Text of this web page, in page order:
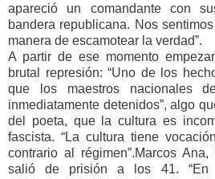
apareció un comandante con
bandera republicana. Nos
manera de escamotear la verdad”.
A partir de ese momento
brutal represión: “Uno de los
que los maestros nacionales
inmediatamente detenidos”, algo
del poeta, que la cultura es
fascista. “La cultura tiene
contrario al régimen”.Marcos
salió de prisión a los 41. “En